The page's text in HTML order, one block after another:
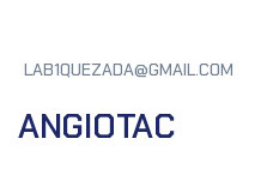
LAB1QUEZADA@GMAIL.COM